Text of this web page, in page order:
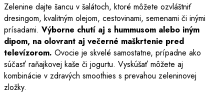
Zelenine dajte šancu v šalátoch, ktoré môžete ozvláštniť
dresingom, kvalitným olejom, cestovinami, semenami či inými
prísadami. Výborne chutí aj s hummusom alebo iným
dipom, na olovrant aj večerné maškrtenie pred
televízorom. Ovocie je skvelé samostatne, prípadne ako
súčasť raňajkovej kaše či jogurtu. Vyskúšať môžete aj
kombinácie v zdravých smoothies s prevahou zeleninovej
zložky.